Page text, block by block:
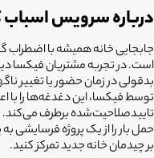
درباره سرویس
جابجایی خانه همیشه با اضطراب
است. در تجربه مشتریان فیکسا
بدقولی در زمان حضور یا تغییر
توسط فیکسا، این دغدغه‌ها را
تاییدصلاحیت‌شده برطرف می‌کند.
حمل بار را از یک پروژه فرسایشی
بر چیدمان خانه جدید تمرکز کنید.